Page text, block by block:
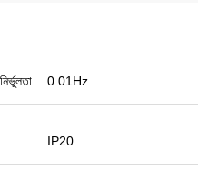
0.01Hz
IP20